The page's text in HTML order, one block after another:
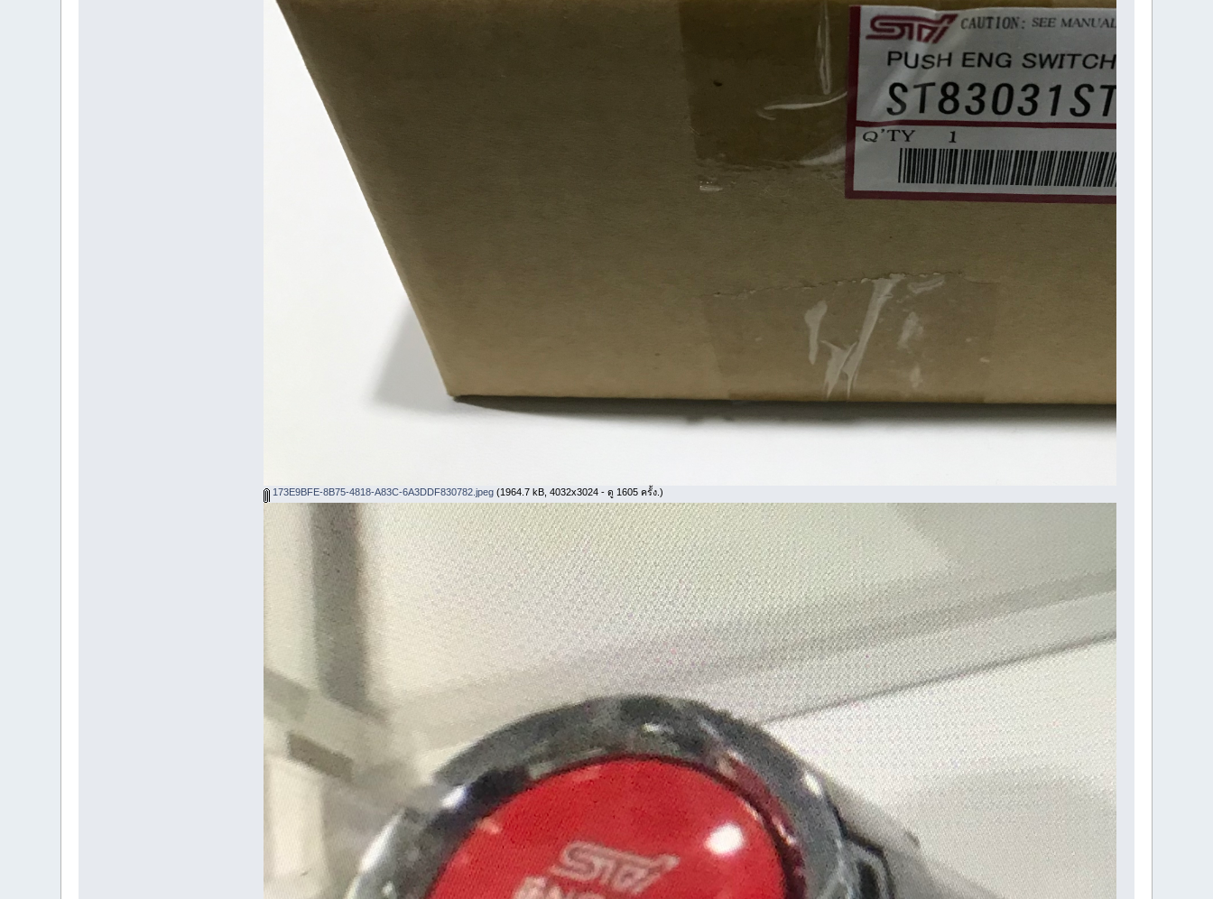
173E9BFE-8B75-4818-A83C-6A3DDF830782.jpeg (1964.7 kB, 4032x3024 - ดู 1605 ครั้ง.)